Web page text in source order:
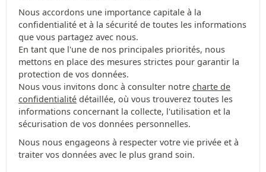
Nous accordons une importance capitale à la
confidentialité et à la sécurité de toutes les informations
que vous partagez avec nous.
En tant que l'une de nos principales priorités, nous
mettons en place des mesures strictes pour garantir la
protection de vos données.
Nous vous invitons donc à consulter notre charte de
confidentialité détaillée, où vous trouverez toutes les
informations concernant la collecte, l'utilisation et la
sécurisation de vos données personnelles.
Nous nous engageons à respecter votre vie privée et à
traiter vos données avec le plus grand soin.